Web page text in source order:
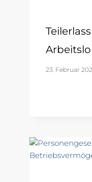
23. Februar